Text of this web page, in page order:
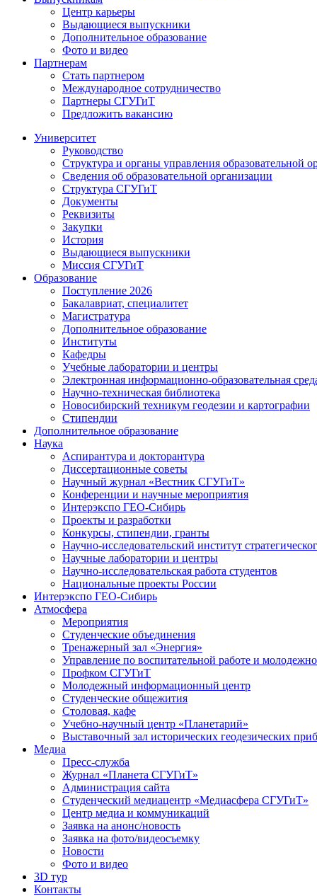
Центр карьеры
Выдающиеся выпускники
Дополнительное образование
Фото и видео
Партнерам
Стать партнером
Международное сотрудничество
Партнеры СГУГиТ
Предложить вакансию
Университет
Руководство
Структура и органы управления образовательной
Сведения об образовательной организации
Структура СГУГиТ
Документы
Реквизиты
Закупки
История
Выдающиеся выпускники
Миссия СГУГиТ
Образование
Поступление 2026
Бакалавриат, специалитет
Магистратура
Дополнительное образование
Институты
Кафедры
Учебные лаборатории и центры
Электронная информационно-образовательная
Научно-техническая библиотека
Новосибирский техникум геодезии и картографии
Стипендии
Дополнительное образование
Наука
Аспирантура и докторантура
Диссертационные советы
Научный журнал «Вестник СГУГиТ»
Конференции и научные мероприятия
Интерэкспо ГЕО-Сибирь
Проекты и разработки
Конкурсы, стипендии, гранты
Научно-исследовательский институт
Научные лаборатории и центры
Научно-исследовательская работа студентов
Национальные проекты России
Интерэкспо ГЕО-Сибирь
Атмосфера
Мероприятия
Студенческие объединения
Тренажерный зал «Энергия»
Управление по воспитательной работе и
Профком СГУГиТ
Молодежный информационный центр
Студенческие общежития
Столовая, кафе
Учебно-научный центр «Планетарий»
Выставочный зал исторических геодезических
Медиа
Пресс-служба
Журнал «Планета СГУГиТ»
Администрация сайта
Студенческий медиацентр «Медиасфера СГУГиТ»
Центр медиа и коммуникаций
Заявка на анонс/новость
Заявка на фото/видеосъемку
Новости
Фото и видео
3D тур
Контакты